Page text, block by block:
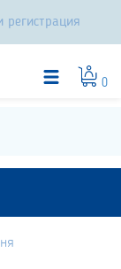
регистрация
0